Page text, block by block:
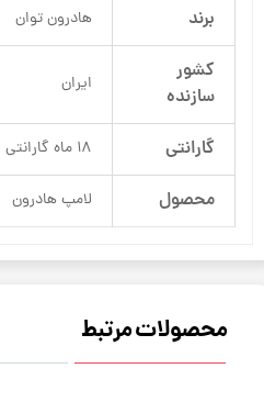
برند هادرون توان
کشور
سازنده
ایران
گارانتی 18 ماه گارانتی
محصول لامپ هادرون
محصولات مرتبط